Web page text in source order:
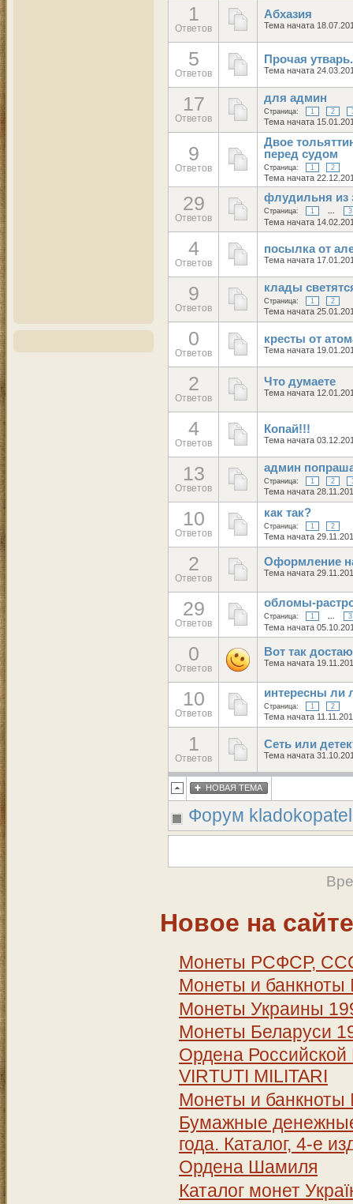
1
Ответов
Абхазия
Тема начата
5
Ответов
Прочая утварь.
Тема начата
17
Ответов
для админ
Страница: 1 2
Тема начата
9
Ответов
Двое
перед судом
Страница: 1 2
Тема начата
29
Ответов
флудильня из
Страница: 1 3
Тема начата
4
Ответов
посылка от
Тема начата
9
Ответов
клады
Страница: 1 2
Тема начата
0
Ответов
кресты от
Тема начата
2
Ответов
Что думаете
Тема начата
4
Ответов
Копай!!!
Тема начата
13
Ответов
админ
Страница: 1 2
Тема начата
10
Ответов
как так?
Страница: 1 2
Тема начата
2
Ответов
Оформление
Тема начата
29
Ответов
обломы-
Страница: 1 3
Тема начата
0
Ответов
Вот так
Тема начата
10
Ответов
интересны
Страница: 1 2
Тема начата
1
Ответов
Сеть или
Тема начата
НОВАЯ ТЕМА
Форум
Новое на сайте
Монеты РСФСР,
Монеты и
Монеты Украины
Монеты Беларуси
Ордена
VIRTUTI MILITARI
Монеты и
Бумажные
года. Каталог, 4-е
Ордена Шамиля
Каталог монет